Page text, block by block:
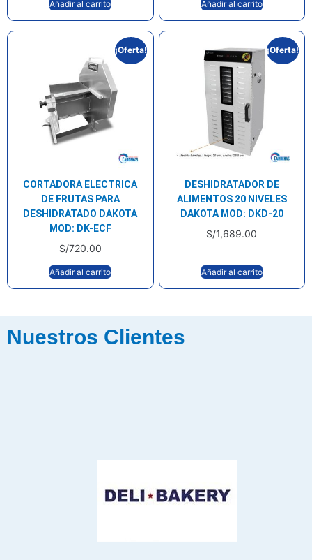
Añadir al carrito Añadir al carrito
¡Oferta!
CORTADORA ELECTRICA
DE FRUTAS PARA
DESHIDRATADO DAKOTA
MOD: DK-ECF
S/720.00
Añadir al carrito
¡Oferta!
DESHIDRATADOR DE
ALIMENTOS 20 NIVELES
DAKOTA MOD: DKD-20
S/1,689.00
Añadir al carrito
Nuestros Clientes